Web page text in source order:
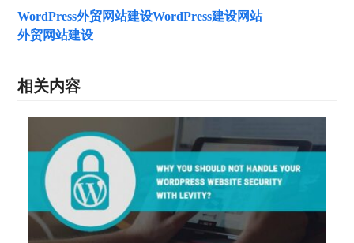
WordPress外贸网站建设WordPress建设网站
外贸网站建设
相关内容